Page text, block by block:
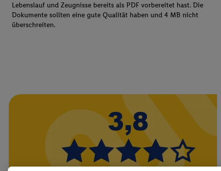
Lebenslauf und Zeugnisse bereits als PDF vorbereitet hast. Die
Dokumente sollten eine gute Qualität haben und 4 MB nicht
überschreiten.